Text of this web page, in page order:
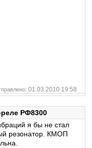
01.03.2010 19:58
РФ8300
я бы не стал
резонатор. КМОП